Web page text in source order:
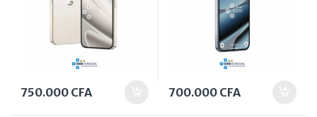
750.000 CFA 700.000 CFA